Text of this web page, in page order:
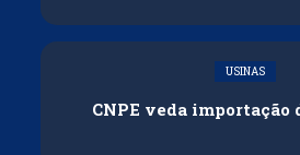
USINAS
CNPE veda importação